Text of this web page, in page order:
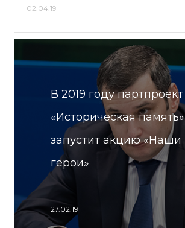
02.04.19
В 2019 году партпроект
«Историческая память»
запустит акцию «Наши
герои»
27.02.19